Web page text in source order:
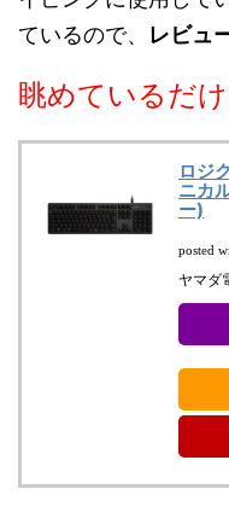
ているので、 レビュ
眺めているだ
ロジ
ニカ
ー)
posted
ヤマダ